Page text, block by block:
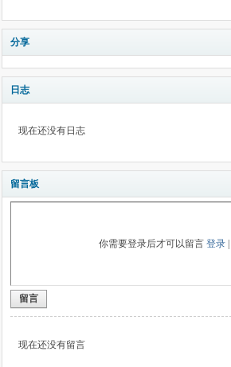
分享
日志
现在还没有日志
留言板
你需要登录后才可以留言 登录|
留言
现在还没有留言